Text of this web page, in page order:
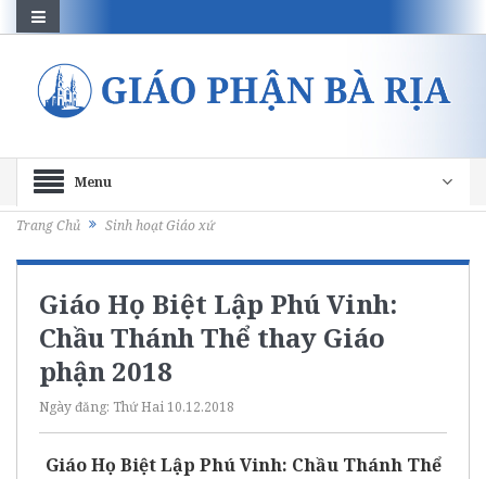
Menu
Trang Chủ Sinh hoạt Giáo xứ
Giáo Họ Biệt Lập Phú Vinh:
Chầu Thánh Thể thay Giáo
phận 2018
Ngày đăng: Thứ Hai 10.12.2018
Giáo Họ Biệt Lập Phú Vinh: Chầu Thánh Thể